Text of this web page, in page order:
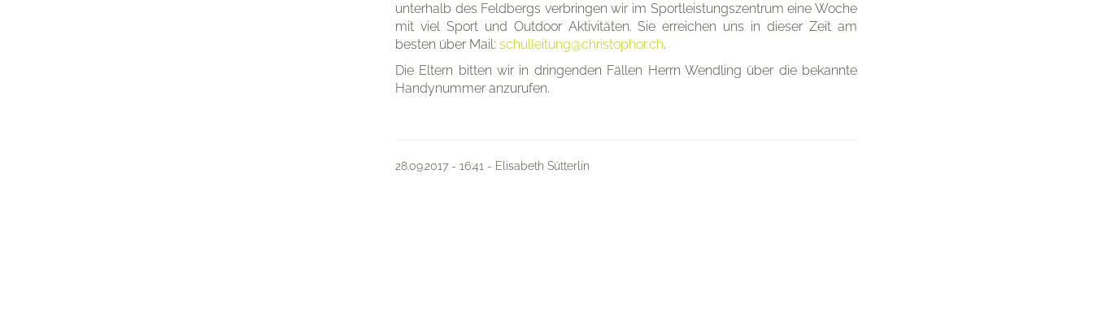
unterhalb des Feldbergs verbringen wir im Sportleistungszentrum eine Woche
mit viel Sport und Outdoor Aktivitäten. Sie erreichen uns in dieser Zeit am
besten über Mail: schulleitung@christophor.ch.
Die Eltern bitten wir in dringenden Fällen Herrn Wendling über die bekannte
Handynummer anzurufen.
28.09.2017 - 16:41 - Elisabeth Sütterlin